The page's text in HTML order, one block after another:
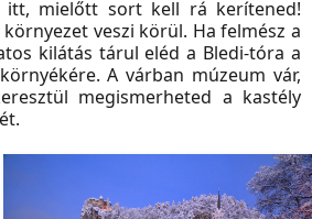
itt, mielőtt sort kell rá kerítened!
veszi körül. Ha felmész a
kilátás tárul eléd a Bledi-tóra a
A várban múzeum vár,
megismerheted a kastély